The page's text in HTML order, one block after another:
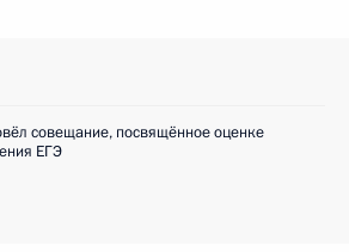
совещание, посвящённое оценке
ЕГЭ